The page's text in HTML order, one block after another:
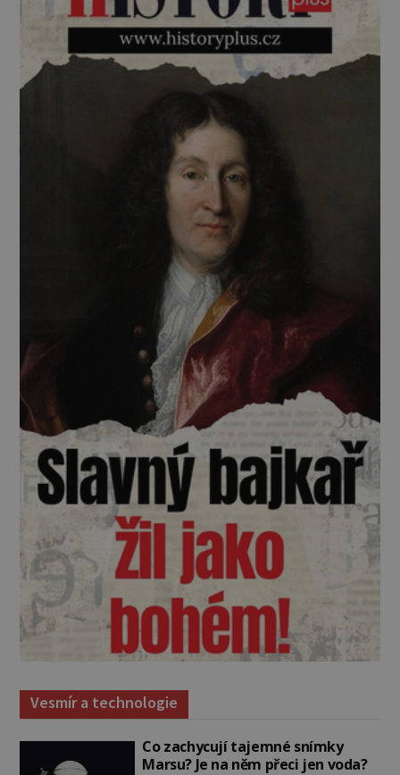
Vesmír a technologie
Co zachycují tajemné snímky
Marsu? Je na něm přeci jen voda?